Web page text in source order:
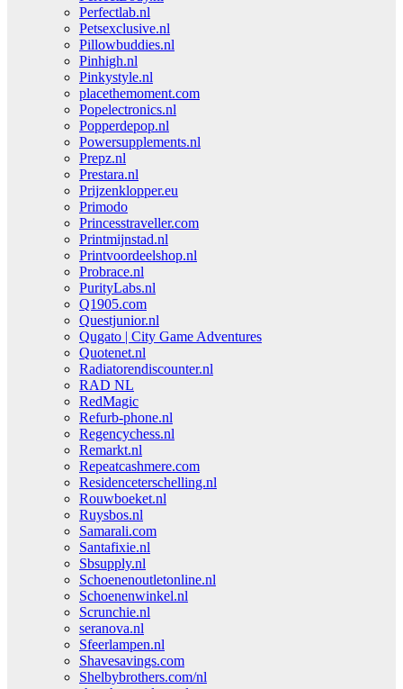
Perfectlab.nl
Petsexclusive.nl
Pillowbuddies.nl
Pinhigh.nl
Pinkystyle.nl
placethemoment.com
Popelectronics.nl
Popperdepop.nl
Powersupplements.nl
Prepz.nl
Prestara.nl
Prijzenklopper.eu
Primodo
Princesstraveller.com
Printmijnstad.nl
Printvoordeelshop.nl
Probrace.nl
PurityLabs.nl
Q1905.com
Questjunior.nl
Qugato | City Game Adventures
Quotenet.nl
Radiatorendiscounter.nl
RAD NL
RedMagic
Refurb-phone.nl
Regencychess.nl
Remarkt.nl
Repeatcashmere.com
Residenceterschelling.nl
Rouwboeket.nl
Ruysbos.nl
Samarali.com
Santafixie.nl
Sbsupply.nl
Schoenenoutletonline.nl
Schoenenwinkel.nl
Scrunchie.nl
seranova.nl
Sfeerlampen.nl
Shavesavings.com
Shelbybrothers.com/nl